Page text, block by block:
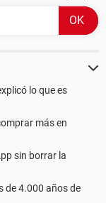
lo que es
más en
sin borrar la
de 4.000 años de